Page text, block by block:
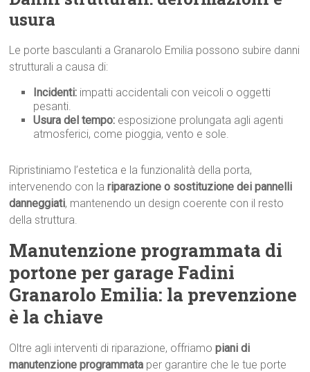
usura
Le porte basculanti a Granarolo Emilia possono subire danni
strutturali a causa di:
Incidenti: impatti accidentali con veicoli o oggetti
pesanti.
Usura del tempo: esposizione prolungata agli agenti
atmosferici, come pioggia, vento e sole.
Ripristiniamo l’estetica e la funzionalità della porta,
intervenendo con lariparazione o sostituzione dei pannelli
danneggiati, mantenendo un design coerente con il resto
della struttura.
Manutenzione programmata di
portone per garage Fadini
Granarolo Emilia: la prevenzione
è la chiave
Oltre agli interventi di riparazione, offriamopiani di
manutenzione programmata per garantire che le tue porte